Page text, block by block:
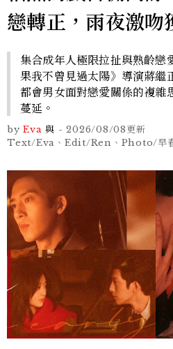
戀轉正，雨夜激吻
集合成年人極限拉扯與熟齡戀
果我不曾見過太陽》導演蔣繼
都會男女面對戀愛關係的複雜
蔓延。
by Eva 與 -2026/08/08更新
Text/Eva、Edit/Ren、Photo/早春